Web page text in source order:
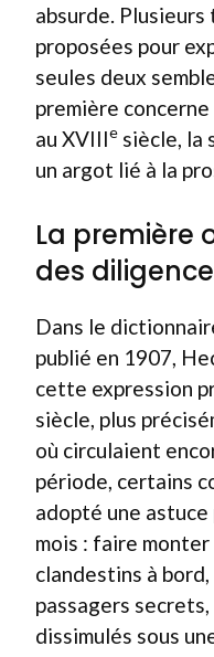
absurde.
proposées pour
seules deux
première
au XVIIIe siècle, la
un argot lié à la
La première
des
Dans le
publié en 1907,
cette expression
siècle, plus
où circulaient
période, certains
adopté une
mois : faire
clandestins à
passagers
dissimulés sous